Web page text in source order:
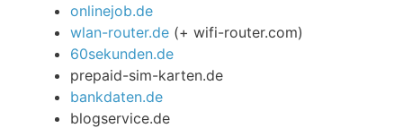
onlinejob.de
wlan-router.de (+ wifi-router.com)
60sekunden.de
prepaid-sim-karten.de
bankdaten.de
blogservice.de